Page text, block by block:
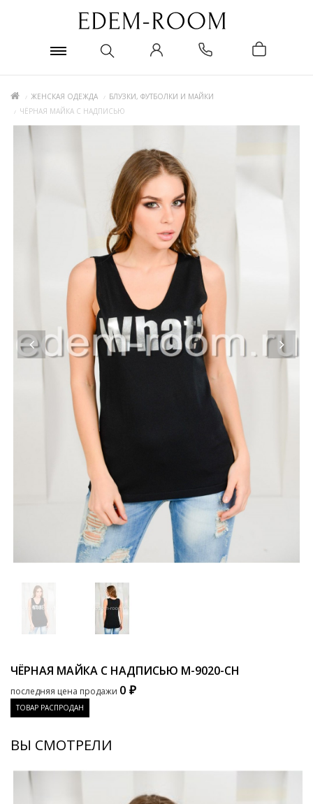
ЖЕНСКАЯ ОДЕЖДА
БЛУЗКИ, ФУТБОЛКИ И МАЙКИ
ЧЁРНАЯ МАЙКА С НАДПИСЬЮ
ЧЁРНАЯ МАЙКА С НАДПИСЬЮ M-9020-CH
последняя цена продажи 0 ₽
ТОВАР РАСПРОДАН
ВЫ СМОТРЕЛИ